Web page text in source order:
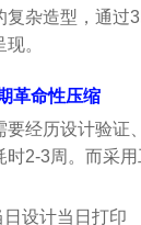
复杂造型，通过
。
革命性压缩
要经历设计验证
时2-3周。而采
设计当日打印